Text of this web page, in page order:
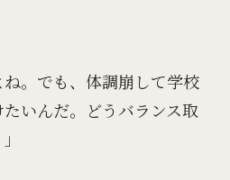
。でも、体調崩して学校
いんだ。どうバランス取